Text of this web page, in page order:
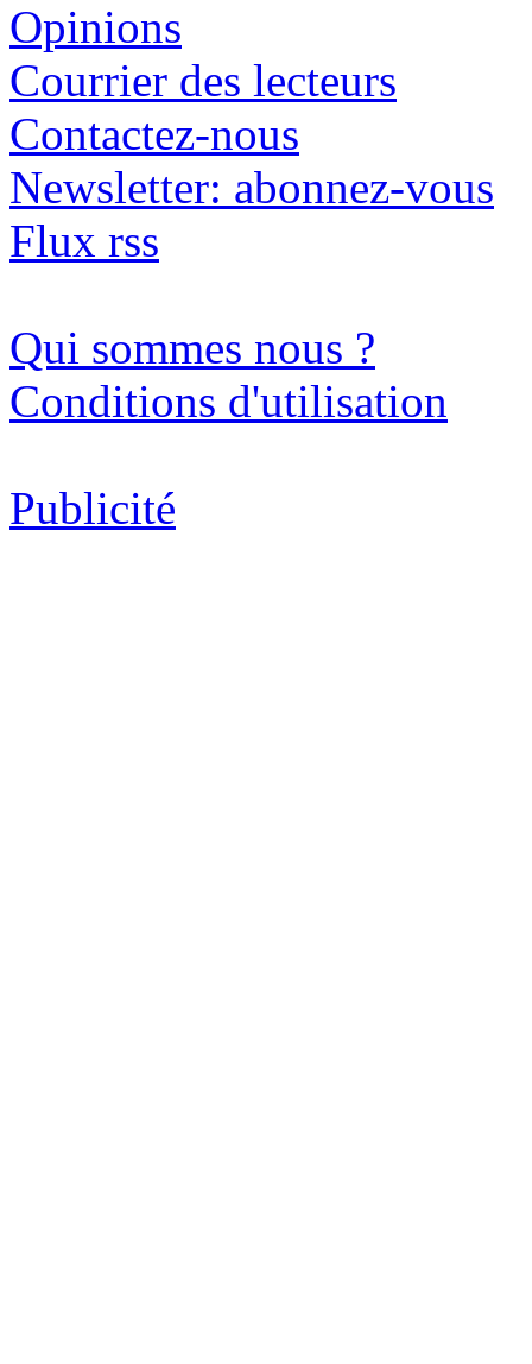
Opinions
Courrier des lecteurs
Contactez-nous
Newsletter: abonnez-vous
Flux rss
Qui sommes nous ?
Conditions d'utilisation
Publicité